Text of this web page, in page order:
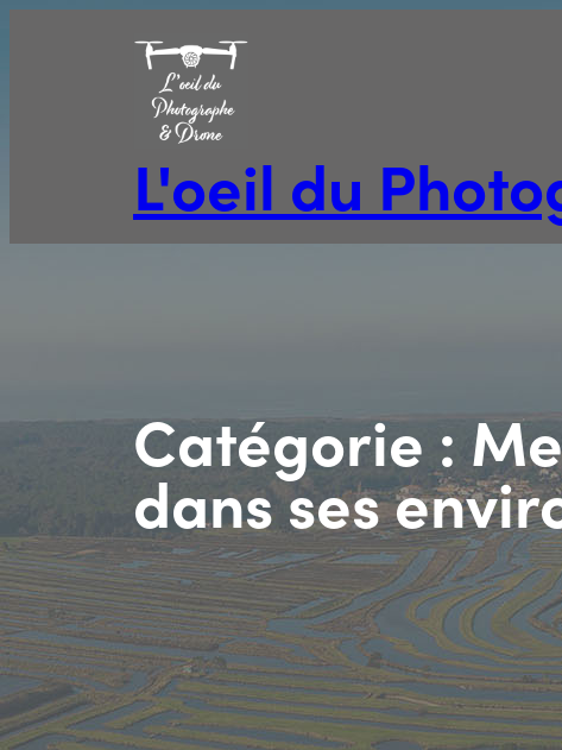
L'oeil du
Catégorie :
dans ses